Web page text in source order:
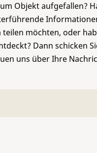
Objekt aufgefallen?
möchten, oder
Dann schicken
uns über Ihre